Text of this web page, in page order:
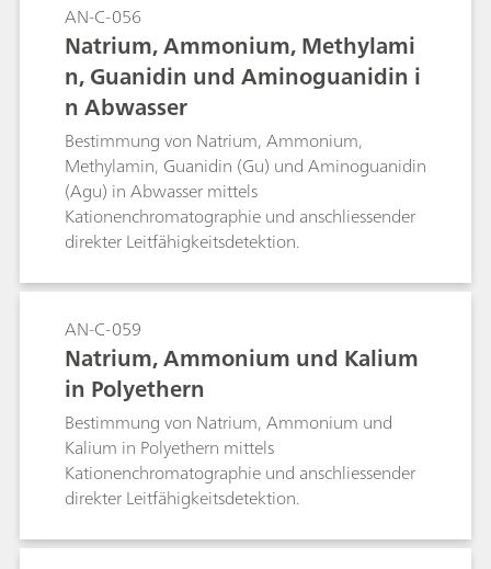
AN-C-056
Natrium, Ammonium, Methylami
n, Guanidin und Aminoguanidin i
n Abwasser
Bestimmung von Natrium, Ammonium,
Methylamin, Guanidin (Gu) und Aminoguanidin
(Agu) in Abwasser mittels
Kationenchromatographie und anschliessender
direkter Leitfähigkeitsdetektion.
AN-C-059
Natrium, Ammonium und Kalium
in Polyethern
Bestimmung von Natrium, Ammonium und
Kalium in Polyethern mittels
Kationenchromatographie und anschliessender
direkter Leitfähigkeitsdetektion.